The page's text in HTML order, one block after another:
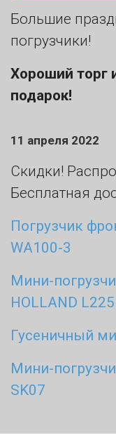
Большие
погрузчики!
Хороший торг
подарок!
11 апреля 2022
Скидки!
Бесплатная
Погрузчик
WA100-3
Мини-
HOLLAND L225
Гусеничный
Мини-
SK07